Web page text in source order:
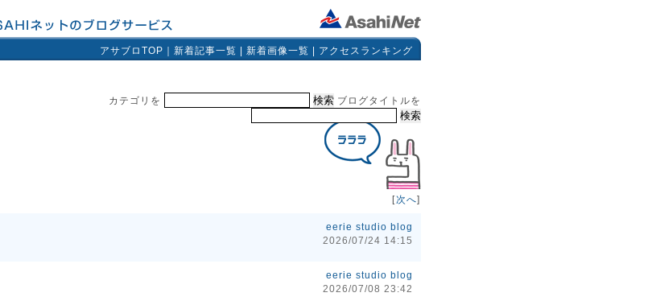
アサブロTOP 新着記事一覧 新着画像一覧 アクセスランキング
カテゴリを ブログタイトルを
[次へ]
eerie studio blog
2026/07/24 14:15
eerie studio blog
2026/07/08 23:42